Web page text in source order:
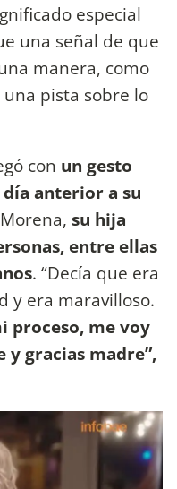
especial
una señal de que
manera, como
pista sobre lo
con un gesto
anterior a su
su hija
entre ellas
. “Decía que era
y era maravilloso.
proceso, me voy
y gracias madre”,